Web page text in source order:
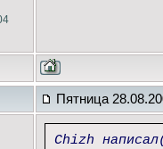
Пятница
Chizh